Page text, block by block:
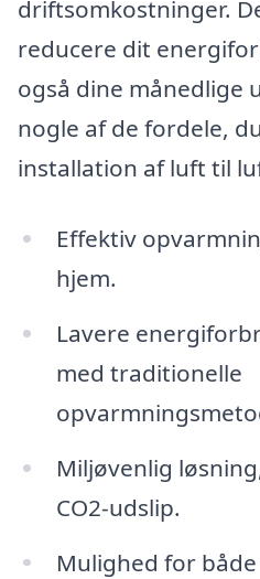
driftsomkostninger.
reducere dit
også dine månedlige
nogle af de fordele,
installation af luft til
Effektiv
hjem.
Lavere
med traditionelle
Miljøvenlig
CO2-udslip.
Mulighed for